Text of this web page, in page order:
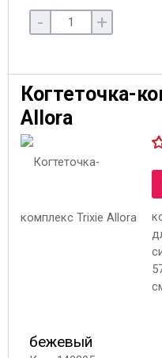
- +
Когтеточка-
Allora
бежевый